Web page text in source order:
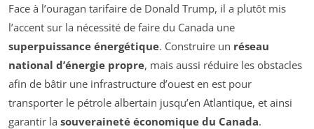
Face à l’ouragan tarifaire de Donald Trump, il a plutôt mis
l’accent sur la nécessité de faire du Canada une
superpuissance énergétique. Construire un réseau
national d’énergie propre, mais aussi réduire les obstacles
afin de bâtir une infrastructure d’ouest en est pour
transporter le pétrole albertain jusqu’en Atlantique, et ainsi
garantir la souveraineté économique du Canada.